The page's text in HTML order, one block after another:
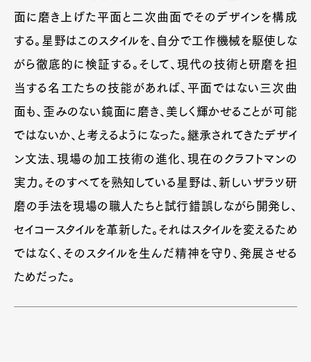
面に磨き上げた平面と二次曲面でそのデザインを構成
する。星野はこのスタイルを、自分で工作機械を駆使しな
がら徹底的に検証する。そして、現代の技術と研磨を担
当する名工たちの技能があれば、平面ではない三次曲
面も、歪みのない鏡面に磨き、美しく輝かせることが可能
ではないか、と考えるようになった。継承されてきたデザイ
ン文法、現場の加工技術の進化、現在のクラフトマンの
実力。そのすべてを熟知している星野は、新しいザラツ研
磨の手法を現場の職人たちと試行錯誤しながら開発し、
セイコースタイルを革新した。それはスタイルを変えるため
ではなく、そのスタイルを生んだ精神を守り、発展させる
ためだった。